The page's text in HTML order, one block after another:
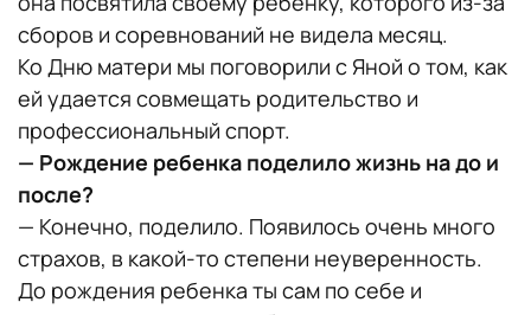
сборов и соревнований не видела месяц.
Ко Дню матери мы поговорили с Яной о том, как
ей удается совмещать родительство и
профессиональный спорт.
— Рождение ребенка поделило жизнь на до и
после?
— Конечно, поделило. Появилось очень много
страхов, в какой-то степени неуверенность.
До рождения ребенка ты сам по себе и